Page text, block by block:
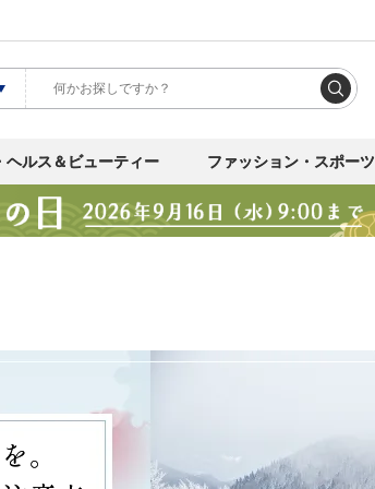
ヘルス＆ビューティー ファッション・スポーツ
。